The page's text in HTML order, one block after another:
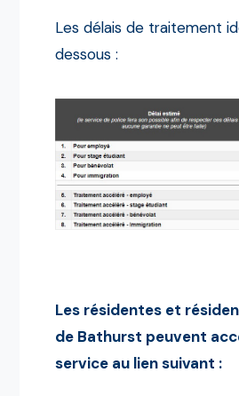
Les délais de traitement
dessous :
Les résidentes et
de Bathurst peuvent
service au lien suivant :